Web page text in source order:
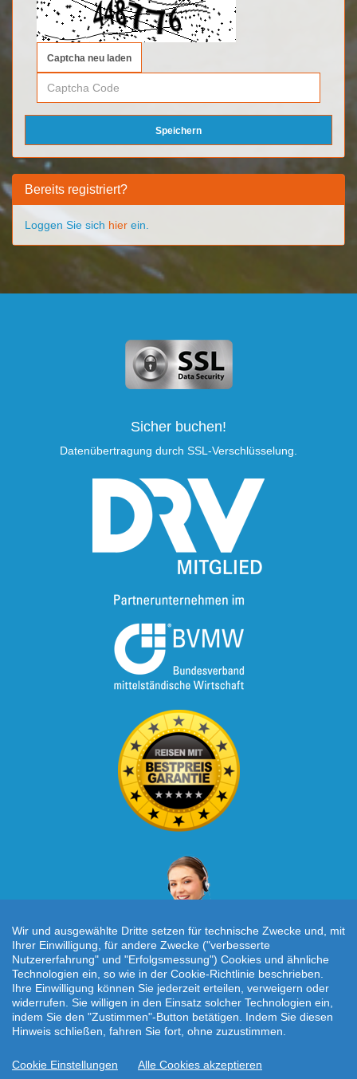
Captcha neu laden
Bereits registriert?
Loggen Sie sich hier ein.
Sicher buchen!
Datenübertragung durch SSL-Verschlüsselung.
Individuelle Reiseanfrage!
Startseite| AGB | Kontakt|Impressum
Datenschutz
Wir und ausgewählte Dritte setzen für technische Zwecke und, mit
Ihrer Einwilligung, für andere Zwecke ("verbesserte
Nutzererfahrung" und "Erfolgsmessung") Cookies und ähnliche
Technologien ein, so wie in der Cookie-Richtlinie beschrieben.
Ihre Einwilligung können Sie jederzeit erteilen, verweigern oder
widerrufen. Sie willigen in den Einsatz solcher Technologien ein,
indem Sie den "Zustimmen"-Button betätigen. Indem Sie diesen
Hinweis schließen, fahren Sie fort, ohne zuzustimmen.
Cookie Einstellungen Alle Cookies akzeptieren